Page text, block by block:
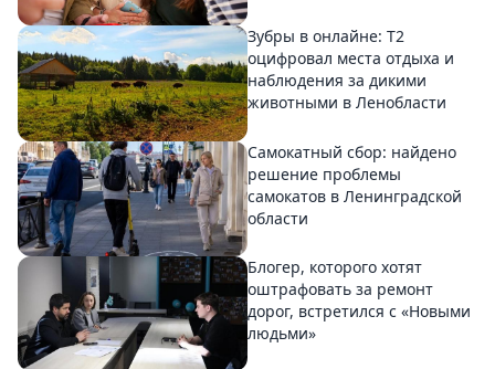
Зубры в онлайне: Т2
оцифровал места отдыха и
наблюдения за дикими
животными в Ленобласти
Самокатный сбор: найдено
решение проблемы
самокатов в Ленинградской
области
Блогер, которого хотят
оштрафовать за ремонт
дорог, встретился с «Новыми
людьми»